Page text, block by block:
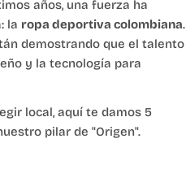
años, una fuerza ha
la ropa deportiva colombiana.
demostrando que el talento
y la tecnología para
local, aquí te damos 5
pilar de "Origen".